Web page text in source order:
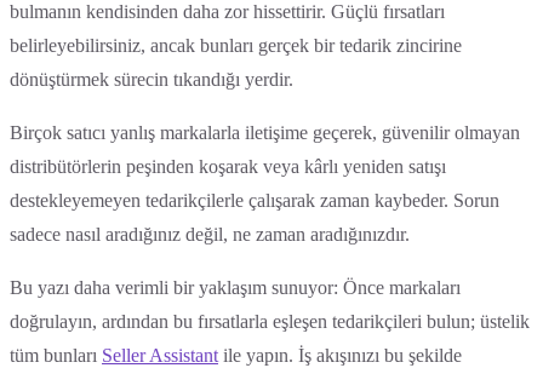
bulmanın kendisinden daha zor hissettirir. Güçlü fırsatları
belirleyebilirsiniz, ancak bunları gerçek bir tedarik zincirine
dönüştürmek sürecin tıkandığı yerdir.
Birçok satıcı yanlış markalarla iletişime geçerek, güvenilir olmayan
distribütörlerin peşinden koşarak veya kârlı yeniden satışı
destekleyemeyen tedarikçilerle çalışarak zaman kaybeder. Sorun
sadece nasıl aradığınız değil, ne zaman aradığınızdır.
Bu yazı daha verimli bir yaklaşım sunuyor: Önce markaları
doğrulayın, ardından bu fırsatlarla eşleşen tedarikçileri bulun; üstelik
tüm bunları Seller Assistant ile yapın. İş akışınızı bu şekilde